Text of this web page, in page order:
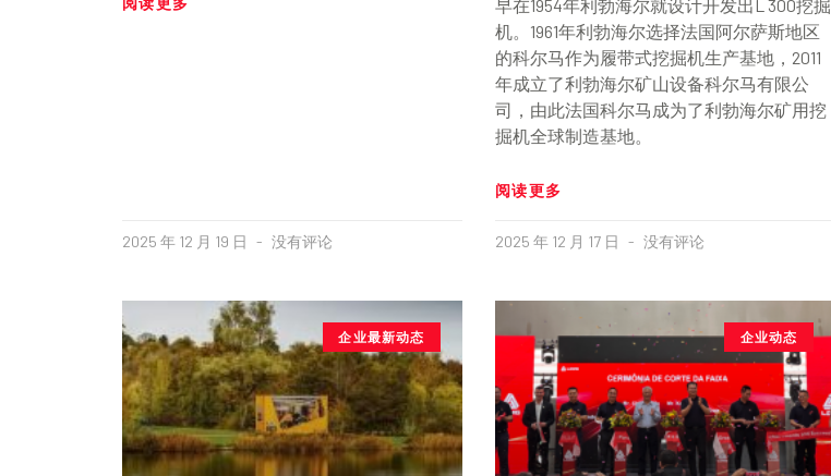
2025 年 12 月 19 日 没有评论
早在1954年利勃海尔就设计开发出L 300挖掘
机。1961年利勃海尔选择法国阿尔萨斯地区
的科尔马作为履带式挖掘机生产基地，2011
年成立了利勃海尔矿山设备科尔马有限公
司，由此法国科尔马成为了利勃海尔矿用挖
掘机全球制造基地。
阅读更多
2025 年 12 月 17 日 没有评论
企业最新动态 企业动态